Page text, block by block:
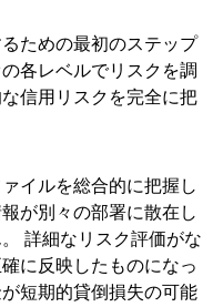
ための最初のステップ
各レベルでリスクを調
信用リスクを完全に把
イルを総合的に把握し
が別々の部署に散在し
詳細なリスク評価がな
に反映したものになっ
短期的貸倒損失の可能